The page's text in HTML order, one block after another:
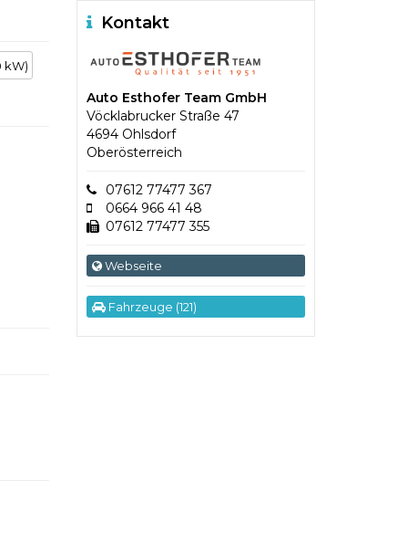
kW)
Kontakt
Auto Esthofer Team GmbH
Vöcklabrucker Straße 47
4694 Ohlsdorf
Oberösterreich
07612 77477 367
0664 966 41 48
07612 77477 355
Webseite
Fahrzeuge (121)